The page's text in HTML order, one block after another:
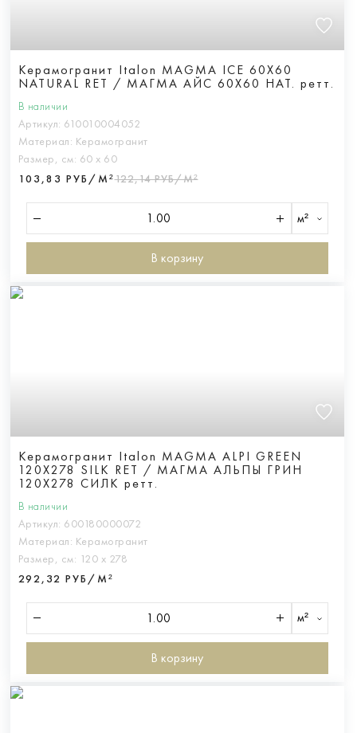
Керамогранит Italon MAGMA ICE 60X60
NATURAL RET / МАГМА АЙС 60X60 НАТ. ретт.
В наличии
Артикул: 610010004052
Материал: Керамогранит
Размер, см: 60 х 60
103,83 РУБ/М²122,14 РУБ/М²
м²
В корзину
Керамогранит Italon MAGMA ALPI GREEN
120X278 SILK RET / МАГМА АЛЬПЫ ГРИН
120X278 СИЛК ретт.
В наличии
Артикул: 600180000072
Материал: Керамогранит
Размер, см: 120 х 278
292,32 РУБ/М²
м²
В корзину